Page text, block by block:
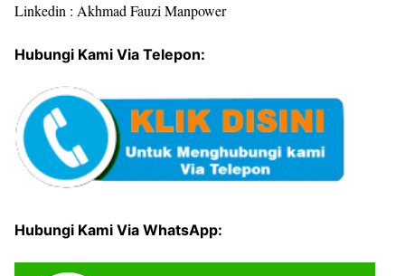
Linkedin : Akhmad Fauzi Manpower
Hubungi Kami Via Telepon:
Hubungi Kami Via WhatsApp: